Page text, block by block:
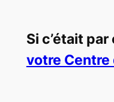
Si c’était par
votre Centre